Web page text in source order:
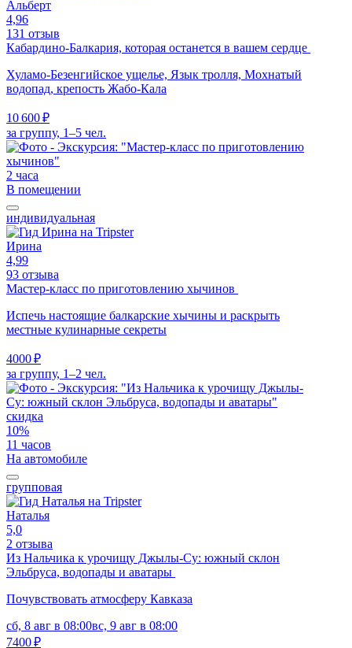
Альберт
4,96
131 отзыв
Кабардино-Балкария, которая останется в вашем сердце
Хуламо-Безенгийское ущелье, Язык тролля, Мохнатый
водопад, крепость Жабо-Кала
10 600 ₽
за группу, 1–5 чел.
2 часа
В помещении
индивидуальная
Ирина
4,99
93 отзыва
Мастер-класс по приготовлению хычинов
Испечь настоящие балкарские хычины и раскрыть
местные кулинарные секреты
4000 ₽
за группу, 1–2 чел.
скидка
10%
11 часов
На автомобиле
групповая
Наталья
5,0
2 отзыва
Из Нальчика к урочищу Джылы-Су: южный склон
Эльбруса, водопады и аватары
Почувствовать атмосферу Кавказа
сб, 8 авг в 08:00вс, 9 авг в 08:00
7400 ₽